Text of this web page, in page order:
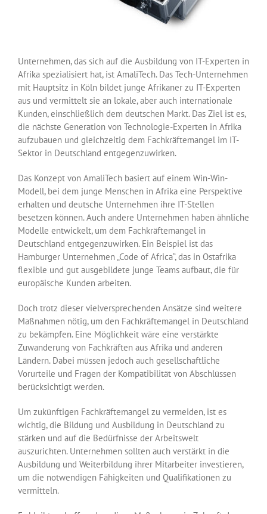
Unternehmen, das sich auf die Ausbildung von IT-Experten in
Afrika spezialisiert hat, ist AmaliTech. Das Tech-Unternehmen
mit Hauptsitz in Köln bildet junge Afrikaner zu IT-Experten
aus und vermittelt sie an lokale, aber auch internationale
Kunden, einschließlich dem deutschen Markt. Das Ziel ist es,
die nächste Generation von Technologie-Experten in Afrika
aufzubauen und gleichzeitig dem Fachkräftemangel im IT-
Sektor in Deutschland entgegenzuwirken.
Das Konzept von AmaliTech basiert auf einem Win-Win-
Modell, bei dem junge Menschen in Afrika eine Perspektive
erhalten und deutsche Unternehmen ihre IT-Stellen
besetzen können. Auch andere Unternehmen haben ähnliche
Modelle entwickelt, um dem Fachkräftemangel in
Deutschland entgegenzuwirken. Ein Beispiel ist das
Hamburger Unternehmen „Code of Africa“, das in Ostafrika
flexible und gut ausgebildete junge Teams aufbaut, die für
europäische Kunden arbeiten.
Doch trotz dieser vielversprechenden Ansätze sind weitere
Maßnahmen nötig, um den Fachkräftemangel in Deutschland
zu bekämpfen. Eine Möglichkeit wäre eine verstärkte
Zuwanderung von Fachkräften aus Afrika und anderen
Ländern. Dabei müssen jedoch auch gesellschaftliche
Vorurteile und Fragen der Kompatibilität von Abschlüssen
berücksichtigt werden.
Um zukünftigen Fachkräftemangel zu vermeiden, ist es
wichtig, die Bildung und Ausbildung in Deutschland zu
stärken und auf die Bedürfnisse der Arbeitswelt
auszurichten. Unternehmen sollten auch verstärkt in die
Ausbildung und Weiterbildung ihrer Mitarbeiter investieren,
um die notwendigen Fähigkeiten und Qualifikationen zu
vermitteln.